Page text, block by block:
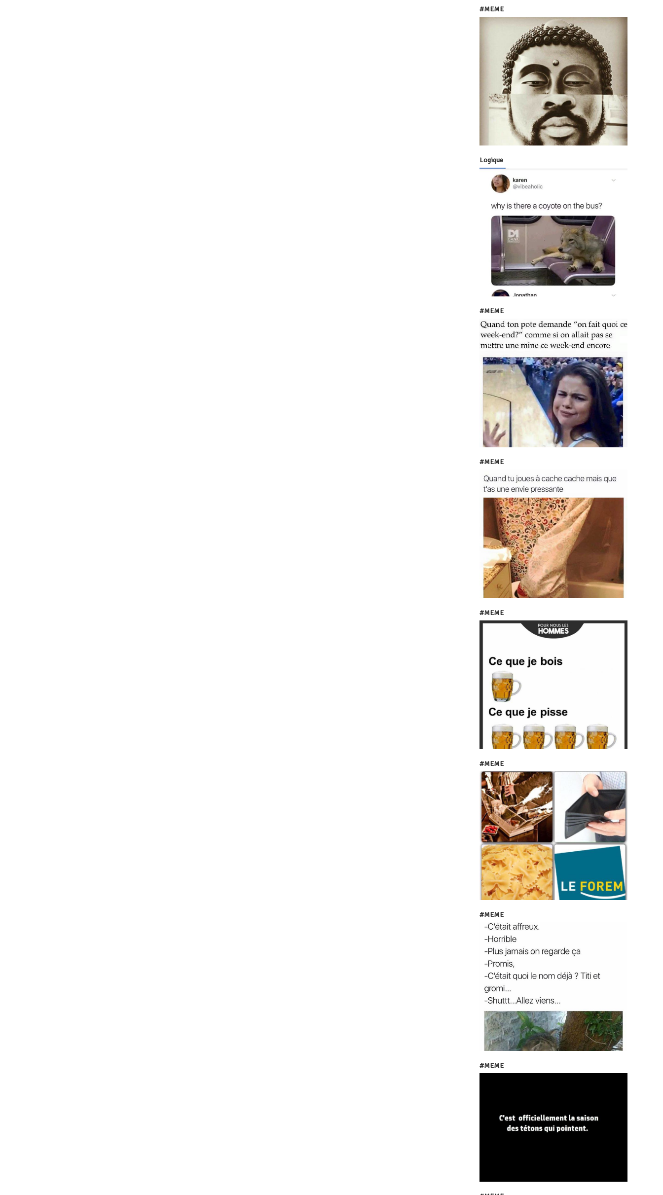
#MEME
Logique
#MEME
#MEME
#MEME
#MEME
#MEME
#MEME